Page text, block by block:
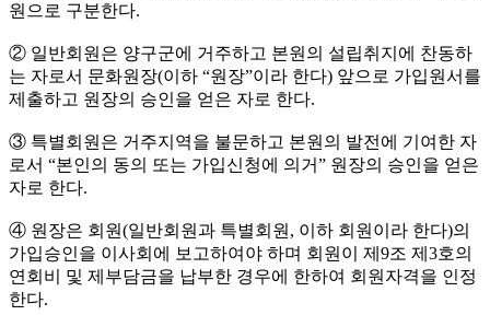
원으로 구분한다.
② 일반회원은 양구군에 거주하고 본원의 설립취지에 찬동하
는 자로서 문화원장(이하 “원장”이라 한다) 앞으로 가입원서를
제출하고 원장의 승인을 얻은 자로 한다.
③ 특별회원은 거주지역을 불문하고 본원의 발전에 기여한 자
로서 “본인의 동의 또는 가입신청에 의거” 원장의 승인을 얻은
자로 한다.
④ 원장은 회원(일반회원과 특별회원, 이하 회원이라 한다)의
가입승인을 이사회에 보고하여야 하며 회원이 제9조 제3호의
연회비 및 제부담금을 납부한 경우에 한하여 회원자격을 인정
한다.